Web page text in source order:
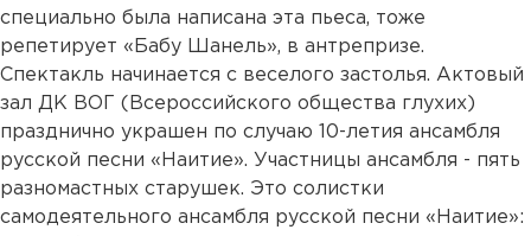
специально была написана эта пьеса, тоже
репетирует «Бабу Шанель», в антрепризе.
Спектакль начинается с веселого застолья. Актовый
зал ДК ВОГ (Всероссийского общества глухих)
празднично украшен по случаю 10-летия ансамбля
русской песни «Наитие». Участницы ансамбля - пять
разномастных старушек. Это солистки
самодеятельного ансамбля русской песни «Наитие»: